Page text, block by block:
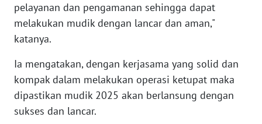
pelayanan dan pengamanan sehingga dapat
melakukan mudik dengan lancar dan aman,"
katanya.
Ia mengatakan, dengan kerjasama yang solid dan
kompak dalam melakukan operasi ketupat maka
dipastikan mudik 2025 akan berlansung dengan
sukses dan lancar.
WN
SULTENG
SULBAR
WN
BABEL